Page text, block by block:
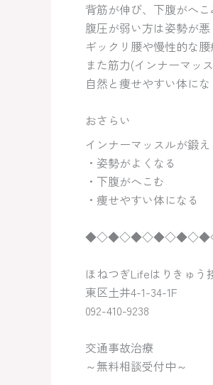
背筋が伸び、下腹がへこ
腹圧が弱い方は姿勢が悪
ギックリ腰や慢性的な腰
また筋力(インナーマッ
自然と痩せやすい体にな
おさらい
インナーマッスルが鍛え
・姿勢がよくなる
・下腹がへこむ
・痩せやすい体になる
ほねつぎLifeはりきゅう
東区土井4-1-34-1F
092-410-9238
交通事故治療
～無料相談受付中～